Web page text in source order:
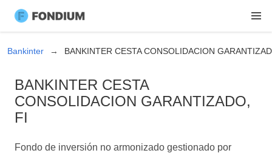
Bankinter BANKINTER CESTA CONSOLIDACION
BANKINTER CESTA
CONSOLIDACION GARANTIZADO,
FI
Fondo de inversión no armonizado gestionado por